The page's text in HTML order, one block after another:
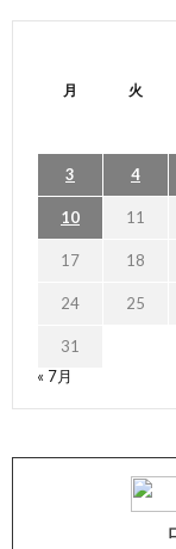
月 火
3 4
10 11
17 18
24 25
31
« 7月